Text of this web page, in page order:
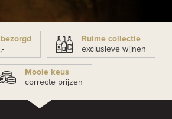
Ruime collectie
exclusieve wijnen
Mooie keus
correcte prijzen